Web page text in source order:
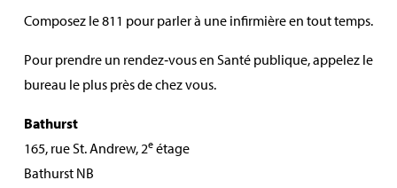
Composez le 811 pour parler à une infirmière en tout temps.
Pour prendre un rendez‑vous en Santé publique, appelez le
bureau le plus près de chez vous.
Bathurst
165, rue St. Andrew, 2eétage
Bathurst NB